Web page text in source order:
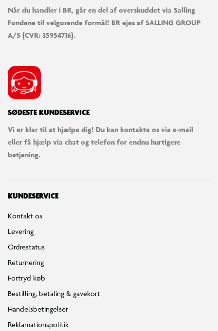
Når du handler i BR, går en del af overskuddet via Salling
Fondene til velgørende formål! BR ejes af SALLING GROUP
A/S (CVR: 35954716).
SØDESTE KUNDESERVICE
Vi er klar til at hjælpe dig! Du kan kontakte os via e-mail
eller få hjælp via chat og telefon for endnu hurtigere
betjening.
KUNDESERVICE
Kontakt os
Levering
Ordrestatus
Returnering
Fortryd køb
Bestilling, betaling & gavekort
Handelsbetingelser
Reklamationspolitik